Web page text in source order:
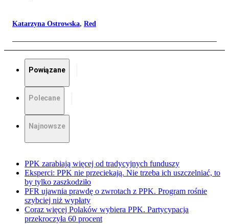
Katarzyna Ostrowska, Red
Powiązane
Polecane
Najnowsze
PPK zarabiają więcej od tradycyjnych funduszy
Eksperci: PPK nie przeciekają. Nie trzeba ich uszczelniać, to
by tylko zaszkodziło
PFR ujawnia prawdę o zwrotach z PPK. Program rośnie
szybciej niż wypłaty
Coraz więcej Polaków wybiera PPK. Partycypacja
przekroczyła 60 procent